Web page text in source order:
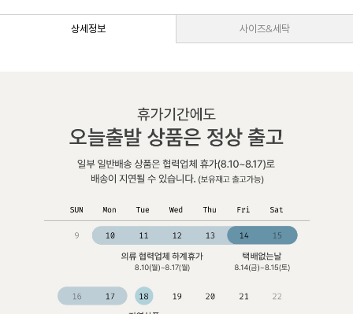
상세정보 사이즈&세탁